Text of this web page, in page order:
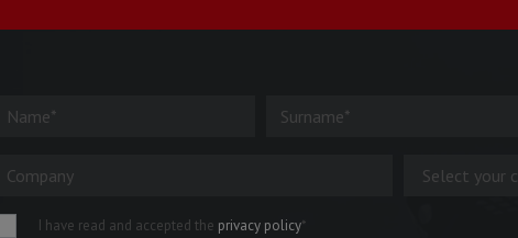
I have read and accepted the privacy policy*